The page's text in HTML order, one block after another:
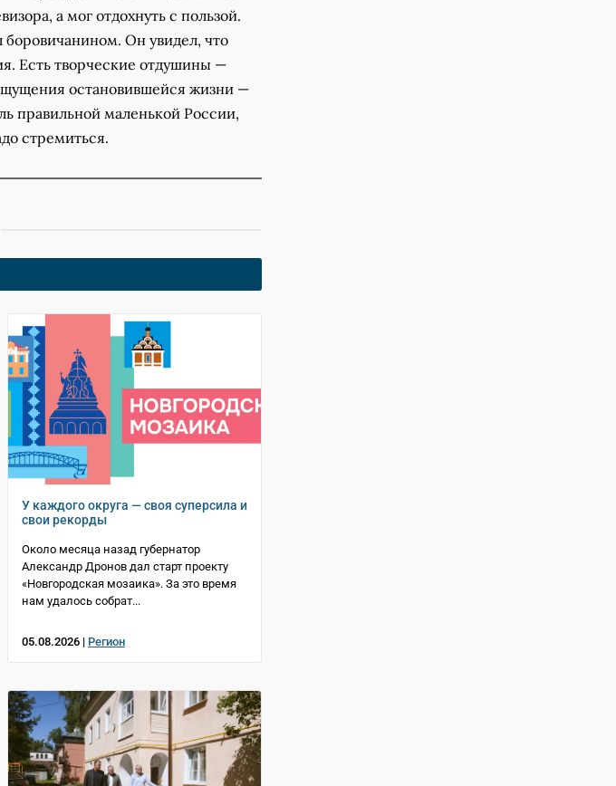
а мог отдохнуть с пользой.
боровичанином. Он увидел, что
Есть творческие отдушины —
остановившейся жизни —
правильной маленькой России,
стремиться.
У каждого округа — своя суперсила и
свои рекорды
Около месяца назад губернатор
Александр Дронов дал старт проекту
«Новгородская мозаика». За это время
нам удалось собрат...
05.08.2026 | Регион